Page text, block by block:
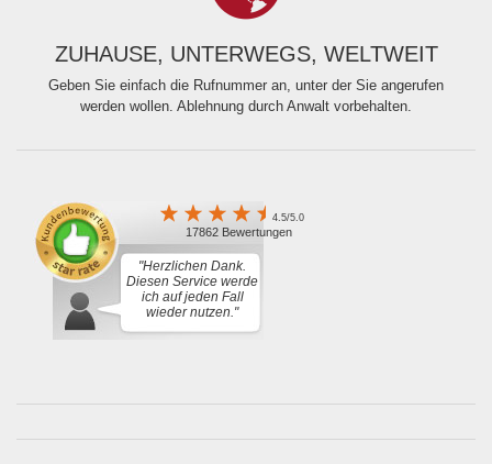
ZUHAUSE, UNTERWEGS, WELTWEIT
Geben Sie einfach die Rufnummer an, unter der Sie angerufen
werden wollen. Ablehnung durch Anwalt vorbehalten.
4.5/5.0
17862 Bewertungen
"Herzlichen Dank.
Diesen Service werde
ich auf jeden Fall
wieder nutzen."